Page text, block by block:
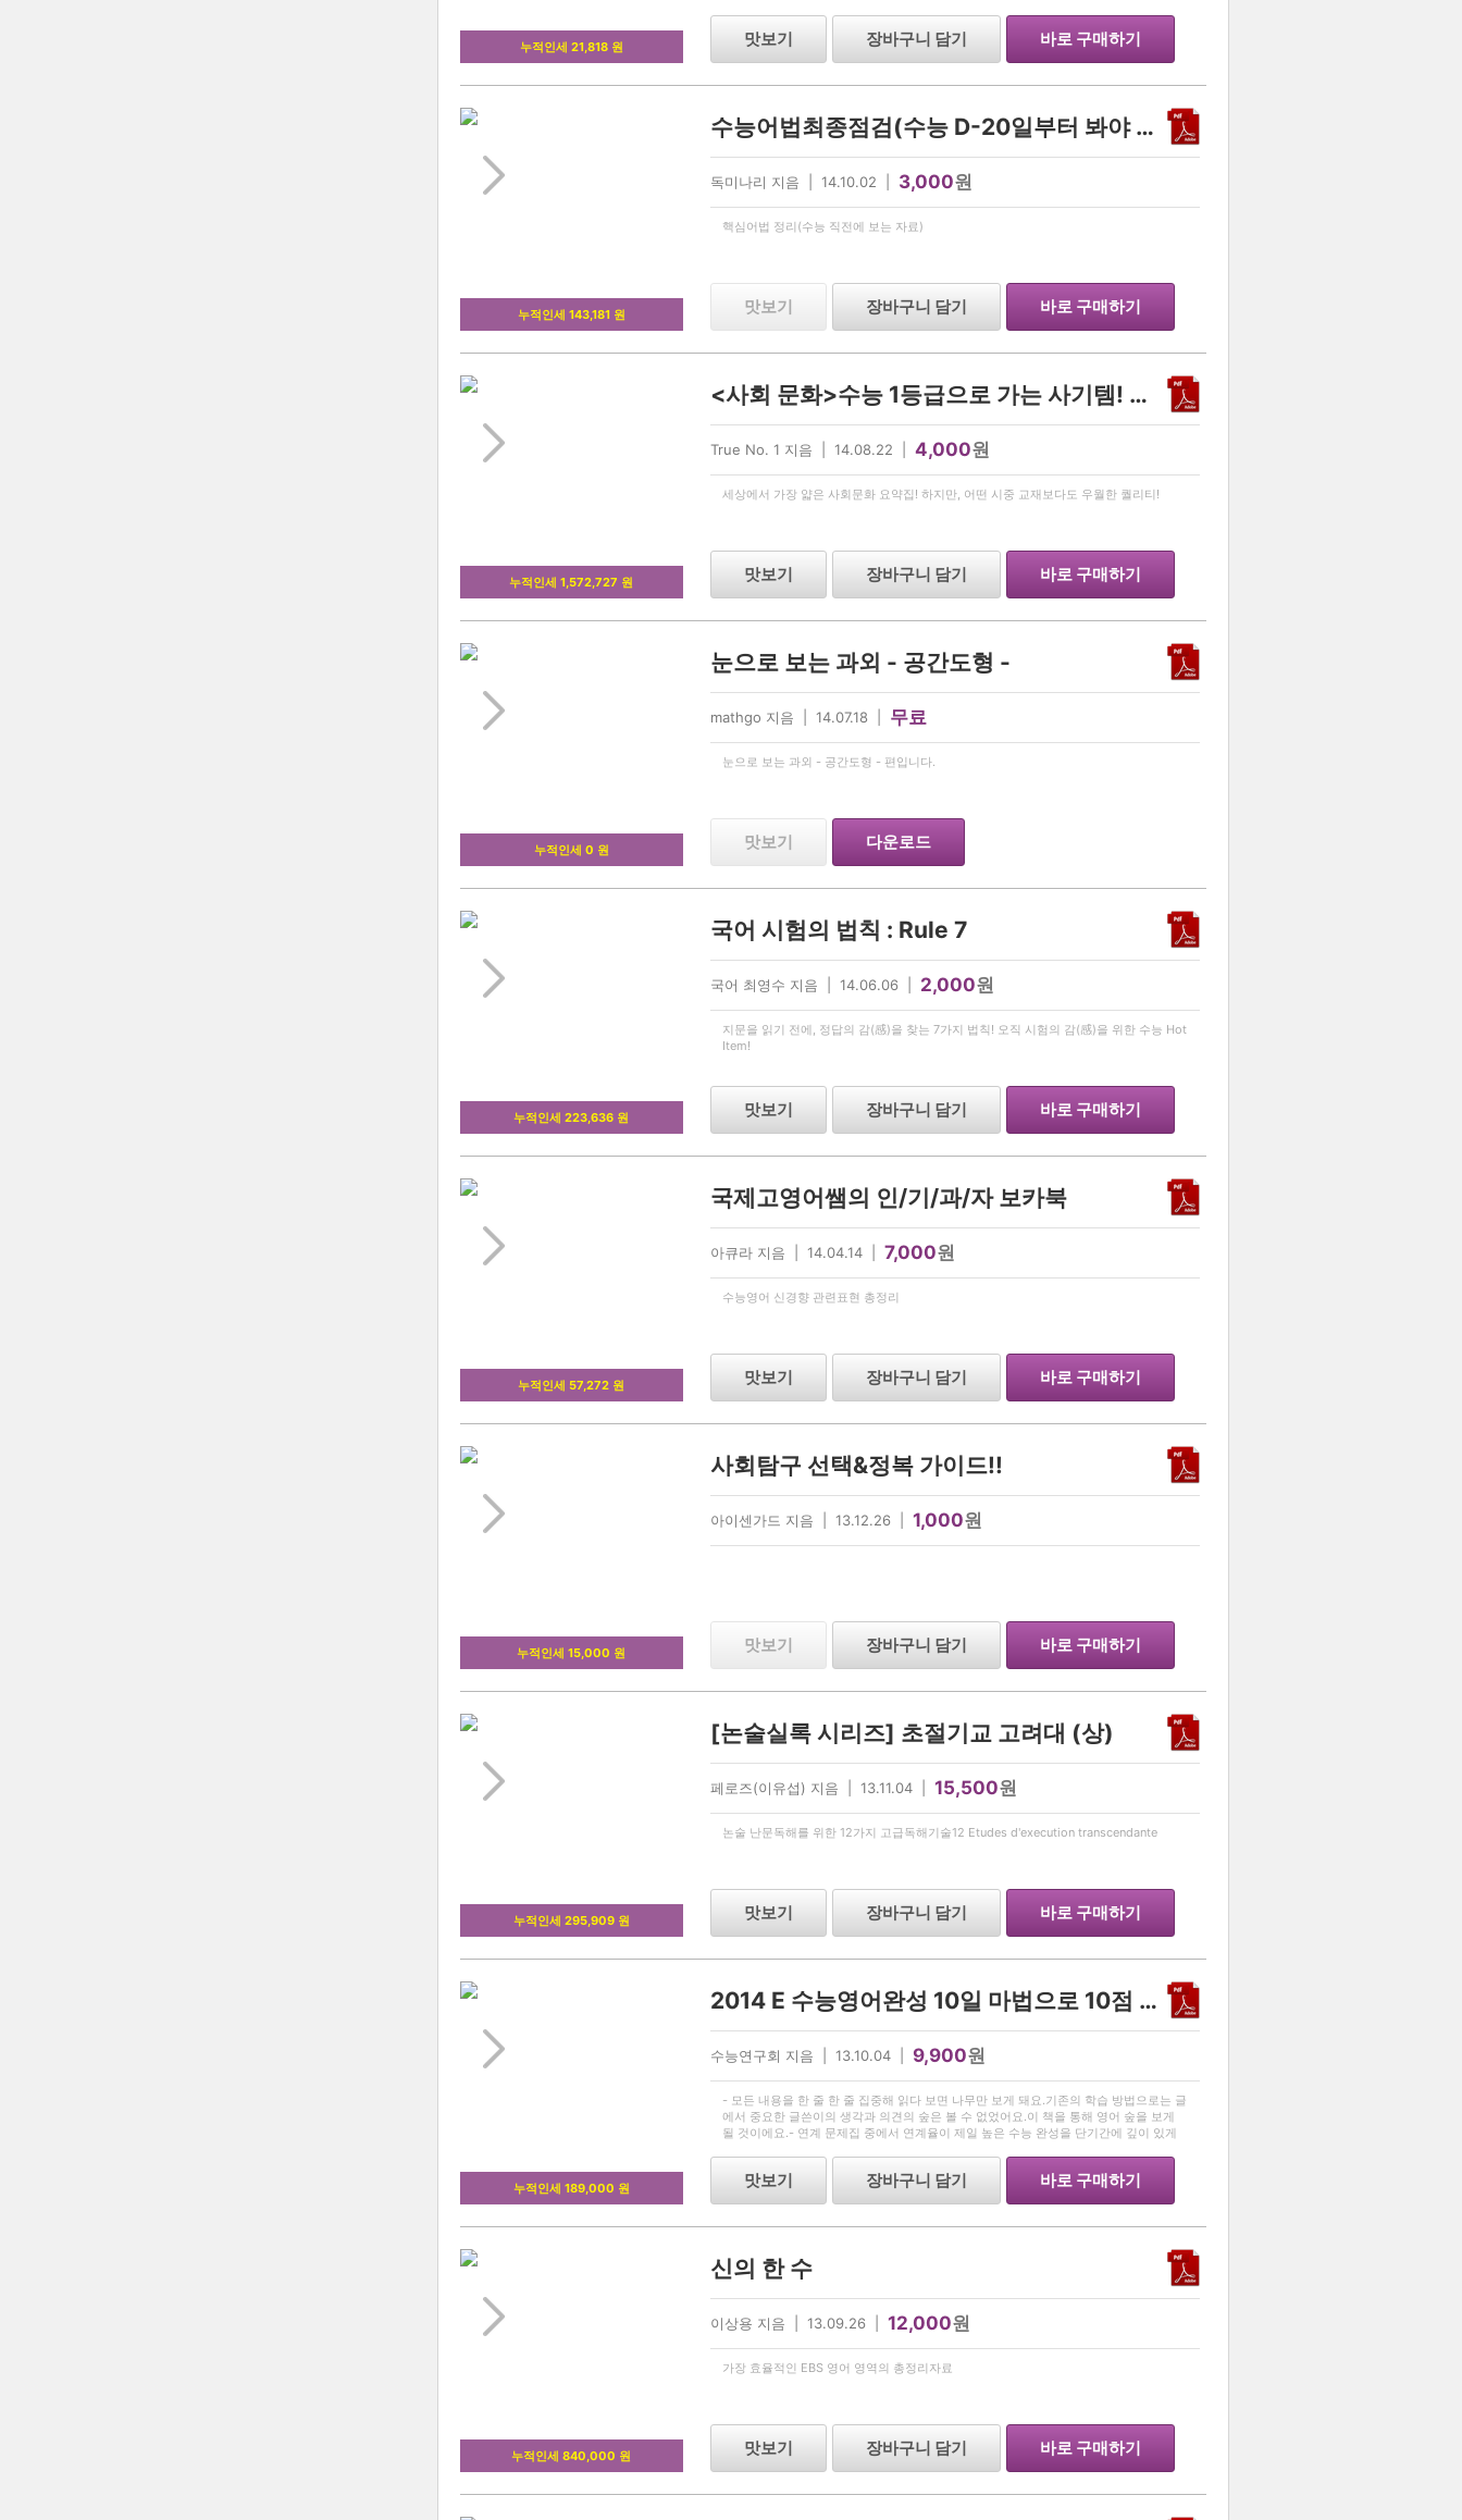
누적인세 21,818 원 맛보기 장바구니 담기 바로 구매하기
누적인세 143,181 원
수능어법최종점검(수능 D-20일부터 봐야 하는 자료)
독미나리 지음 | 14.10.02 | 3,000원
핵심어법 정리(수능 직전에 보는 자료)
맛보기 장바구니 담기 바로 구매하기
누적인세 1,572,727 원
<사회 문화>수능 1등급으로 가는 사기템! 한의사가 직접 만든 사회문화 족보!
True No. 1 지음 | 14.08.22 | 4,000원
세상에서 가장 얇은 사회문화 요약집! 하지만, 어떤 시중 교재보다도 우월한 퀄리티!
맛보기 장바구니 담기 바로 구매하기
누적인세 0 원
눈으로 보는 과외 - 공간도형 -
mathgo 지음 | 14.07.18 | 무료
눈으로 보는 과외 - 공간도형 - 편입니다.
맛보기 다운로드
누적인세 223,636 원
국어 시험의 법칙 : Rule 7
국어 최영수 지음 | 14.06.06 | 2,000원
지문을 읽기 전에, 정답의 감(感)을 찾는 7가지 법칙! 오직 시험의 감(感)을 위한 수능 Hot
Item!
맛보기 장바구니 담기 바로 구매하기
누적인세 57,272 원
국제고영어쌤의 인/기/과/자 보카북
아큐라 지음 | 14.04.14 | 7,000원
수능영어 신경향 관련표현 총정리
맛보기 장바구니 담기 바로 구매하기
누적인세 15,000 원
사회탐구 선택&정복 가이드!!
아이센가드 지음 | 13.12.26 | 1,000원
맛보기 장바구니 담기 바로 구매하기
누적인세 295,909 원
[논술실록 시리즈] 초절기교 고려대 (상)
페로즈(이유섭) 지음 | 13.11.04 | 15,500원
논술 난문독해를 위한 12가지 고급독해기술12 Etudes d'execution transcendante
맛보기 장바구니 담기 바로 구매하기
누적인세 189,000 원
2014 E 수능영어완성 10일 마법으로 10점 올리자 (전자책)
수능연구회 지음 | 13.10.04 | 9,900원
- 모든 내용을 한 줄 한 줄 집중해 읽다 보면 나무만 보게 돼요.기존의 학습 방법으로는 글
에서 중요한 글쓴이의 생각과 의견의 숲은 볼 수 없었어요.이 책을 통해 영어 숲을 보게
될 것이에요.- 연계 문제집 중에서 연계율이 제일 높은 수능 완성을 단기간에 깊이 있게
맛보기 장바구니 담기 바로 구매하기
누적인세 840,000 원
신의 한 수
이상용 지음 | 13.09.26 | 12,000원
가장 효율적인 EBS 영어 영역의 총정리자료
맛보기 장바구니 담기 바로 구매하기